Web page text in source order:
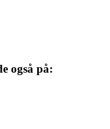
også på: